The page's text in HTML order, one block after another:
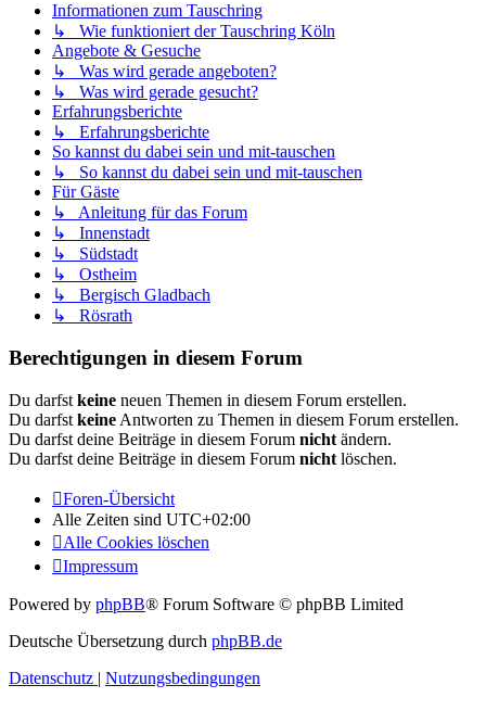
Informationen zum Tauschring
↳ Wie funktioniert der Tauschring Köln
Angebote & Gesuche
↳ Was wird gerade angeboten?
↳ Was wird gerade gesucht?
Erfahrungsberichte
↳ Erfahrungsberichte
So kannst du dabei sein und mit-tauschen
↳ So kannst du dabei sein und mit-tauschen
Für Gäste
↳ Anleitung für das Forum
↳ Innenstadt
↳ Südstadt
↳ Ostheim
↳ Bergisch Gladbach
↳ Rösrath
Berechtigungen in diesem Forum
Du darfst keine neuen Themen in diesem Forum erstellen.
Du darfst keine Antworten zu Themen in diesem Forum erstellen.
Du darfst deine Beiträge in diesem Forum nicht ändern.
Du darfst deine Beiträge in diesem Forum nicht löschen.
Foren-Übersicht
Alle Zeiten sind UTC+02:00
Alle Cookies löschen
Impressum
Powered by phpBB® Forum Software © phpBB Limited
Deutsche Übersetzung durch phpBB.de
Datenschutz | Nutzungsbedingungen